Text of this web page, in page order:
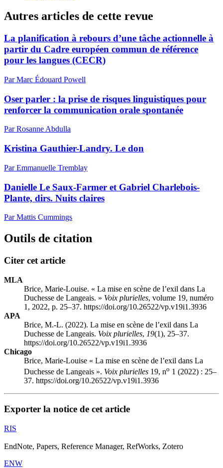
Autres articles de cette revue
La planification à rebours d’une tâche actionnelle à
partir du Cadre européen commun de référence
pour les langues (CECR)
Par Marc Édouard Powell
Oser parler : la prise de risques linguistiques pour
renforcer la communication orale spontanée
Par Rosanne Abdulla
Kristina Gauthier-Landry. Le don
Par Emmanuelle Tremblay
Danielle Le Saux-Farmer et Gabriel Charlebois-
Plante, dirs. Nuits claires
Par Mattis Cummings
Outils de citation
Citer cet article
MLA
Brice, Marie-Louise. « La mise en scène de l’exil dans La
Duchesse de Langeais. » Voix plurielles, volume 19, numéro
1, 2022, p. 25–37. https://doi.org/10.26522/vp.v19i1.3936
APA
Brice, M.-L. (2022). La mise en scène de l’exil dans La
Duchesse de Langeais. Voix plurielles, 19(1), 25–37.
https://doi.org/10.26522/vp.v19i1.3936
Chicago
Brice, Marie-Louise « La mise en scène de l’exil dans La
Duchesse de Langeais ». Voix plurielles 19, no 1 (2022) : 25–
37. https://doi.org/10.26522/vp.v19i1.3936
Exporter la notice de cet article
RIS
EndNote, Papers, Reference Manager, RefWorks, Zotero
ENW